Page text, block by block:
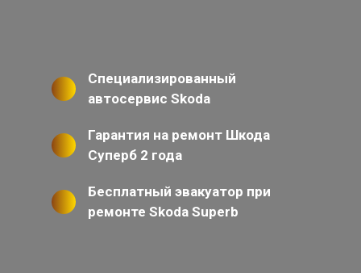
Специализированный
автосервис Skoda
Гарантия на ремонт Шкода
Суперб 2 года
Бесплатный эвакуатор при
ремонте Skoda Superb